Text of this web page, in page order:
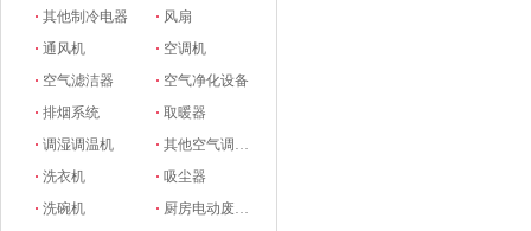
·其他制冷电器 · 风扇
·通风机 · 空调机
· 空气滤洁器 · 空气净化设备
·排烟系统 ·取暖器
·调湿调温机 ·其他空气调节电器
·洗衣机 ·吸尘器
·洗碗机 · 厨房电动废物处理器